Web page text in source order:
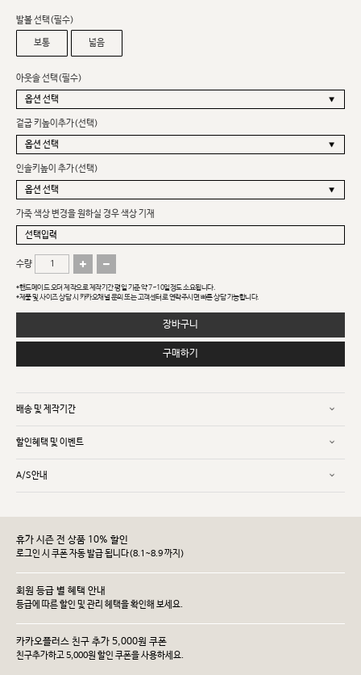
발볼 선택(필수)
보통 넓음
아웃솔 선택(필수)
겉굽 키높이추가(선택)
인솔키높이 추가(선택)
가죽 색상 변경을 원하실 경우 색상 기재
수량
*핸드메이드 오더 제작으로 제작기간 평일 기준 약 7~10일정도 소요됩니다.
*제품 및 사이즈 상담 시 카카오채널 문의 또는 고객센터로 연락주시면 빠른 상담 가능합니다.
장바구니
구매하기
배송 및 제작기간
할인혜택 및 이벤트
A/S안내
휴가 시즌 전 상품 10% 할인
로그인 시 쿠폰 자동 발급 됩니다(8.1~8.9 까지)
회원 등급 별 혜택 안내
등급에 따른 할인 및 관리 헤택을 확인해 보세요.
카카오플러스 친구 추가 5,000원 쿠폰
친구추가하고 5,000원 할인 쿠폰을 사용하세요.